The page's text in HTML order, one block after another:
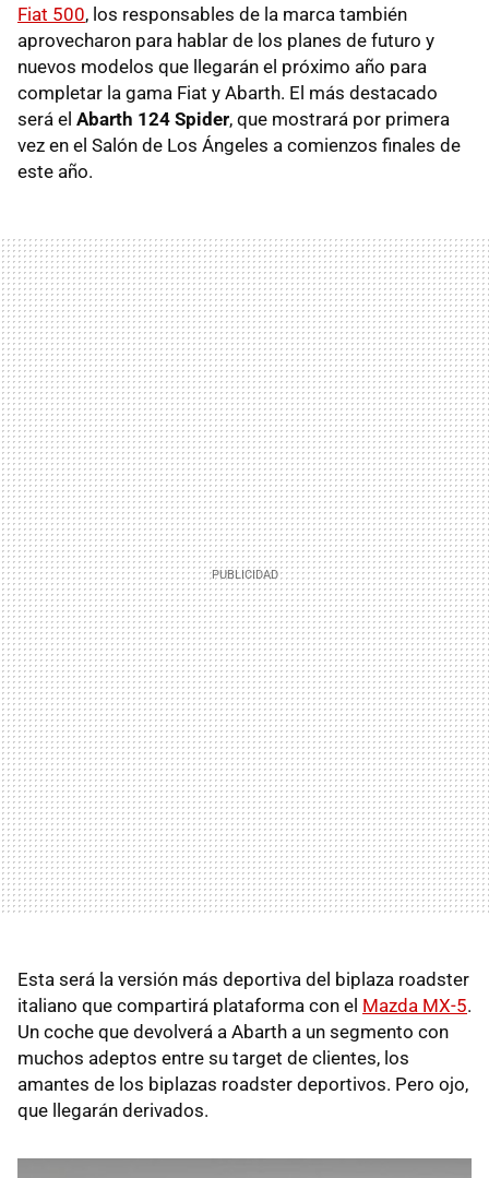
Fiat 500, los responsables de la marca también
aprovecharon para hablar de los planes de futuro y
nuevos modelos que llegarán el próximo año para
completar la gama Fiat y Abarth. El más destacado
será el Abarth 124 Spider, que mostrará por primera
vez en el Salón de Los Ángeles a comienzos finales de
este año.
Esta será la versión más deportiva del biplaza roadster
italiano que compartirá plataforma con el Mazda MX-5.
Un coche que devolverá a Abarth a un segmento con
muchos adeptos entre su target de clientes, los
amantes de los biplazas roadster deportivos. Pero ojo,
que llegarán derivados.